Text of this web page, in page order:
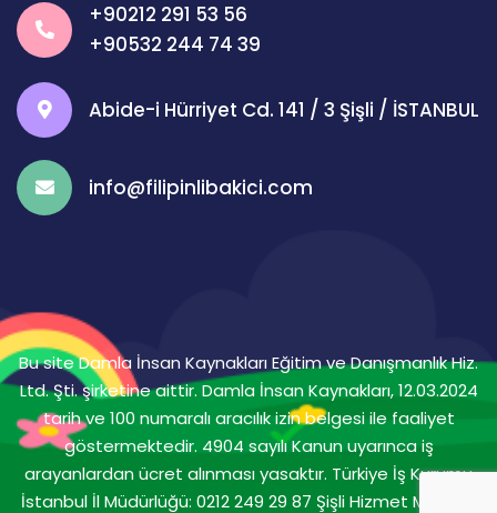
+90212 291 53 56
+90532 244 74 39
Abide-i Hürriyet Cd. 141 / 3 Şişli / İSTANBUL
info@filipinlibakici.com
Bu site Damla İnsan Kaynakları Eğitim ve Danışmanlık Hiz.
Ltd. Şti. şirketine aittir. Damla İnsan Kaynakları, 12.03.2024
tarih ve 100 numaralı aracılık izin belgesi ile faaliyet
göstermektedir. 4904 sayılı Kanun uyarınca iş
arayanlardan ücret alınması yasaktır. Türkiye İş Kurumu
İstanbul İl Müdürlüğü: 0212 249 29 87 Şişli Hizmet Merkezi: